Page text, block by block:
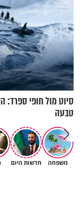
סיוט מול חופי
טבעה
משפחה חדשות היום
בכיסא גלגלים - בלי